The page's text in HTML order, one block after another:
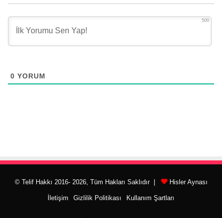
500
0 YORUM
© Telif Hakkı 2016- 2026, Tüm Hakları Saklıdır | Hisler Aynası
İletişim Gizlilik Politikası Kullanım Şartları